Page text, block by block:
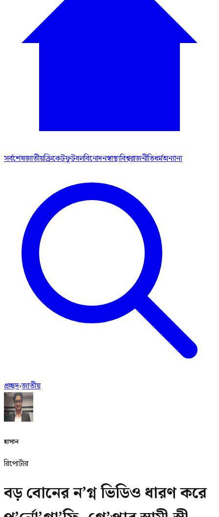
সর্বশেষজাতীয়ক্রিকেটফুটবলবিনোদনস্বাস্থ্যবিশ্বরাজনীতিধর্মঅন্যান্য
প্রচ্ছদ›জাতীয়
হাসান
রিপোর্টার
বড় বোনের ন‍’গ্ন ভিডিও ধারণ করে